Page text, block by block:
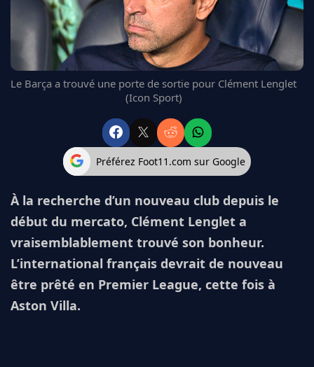
FC BARCELONE
MANCHESTER UNITED
CHELSEA
ARSENAL
BAYERN
Le Barça a trouvé une porte de sortie pour Clément Lenglet
(Icon Sport)
Préférez Foot11.com sur Google
À la recherche d’un nouveau club depuis le
début du mercato, Clément Lenglet a
vraisemblablement trouvé son bonheur.
L’international français devrait de nouveau
être prêté en Premier League, cette fois à
Aston Villa.